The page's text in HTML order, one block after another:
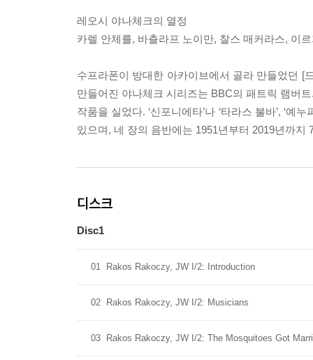
레오시 야나체크의 열정
카렐 안체를, 바츨라프 노이만, 찰스 매커라스, 이
수프라폰이 방대한 아카이브에서 골라 만들었던 [
만들어진 야나체크 시리즈는 BBC의 패트릭 램버
작품을 실었다. ‘신포니에타’나 ‘타라스 불바’, ‘예
있으며, 네 장의 음반에는 1951년부터 2019년까
디스크
Disc1
01 Rakos Rakoczy, JW I/2: Introduction
02 Rakos Rakoczy, JW I/2: Musicians
03 Rakos Rakoczy, JW I/2: The Mosquitoes Got